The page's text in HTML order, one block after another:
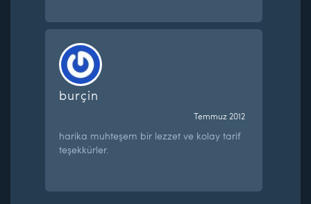
burçin
Temmuz 2012
harika muhteşem bir lezzet ve kolay tarif
teşekkürler.